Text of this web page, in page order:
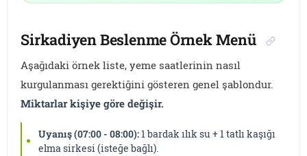
Sirkadiyen Beslenme Örnek Menü
Aşağıdaki örnek liste, yeme saatlerinin nasıl
kurgulanması gerektiğini gösteren genel şablondur.
Miktarlar kişiye göre değişir.
Uyanış (07:00 - 08:00):1 bardak ılık su + 1 tatlı kaşığı
elma sirkesi (isteğe bağlı).